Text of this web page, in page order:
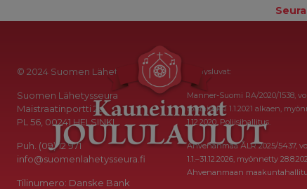
© 2024 Suomen Lähetysseura
Suomen Lähetysseura
Maistraatinportti 2a
PL 56, 00241 HELSINKI
Puh. (09) 12 971
info@suomenlahetysseura.fi
Tilinumero: Danske Bank
Keräysluvat:
Manner-Suomi RA/2020/1538,
toistaiseksi 1.1.2021 alkaen,
1.12.2020, Poliisihallitus.
Ahvenanmaa ÅLR 2025/5437,
1.1.–31.12.2026, myönnetty
Ahvenanmaan